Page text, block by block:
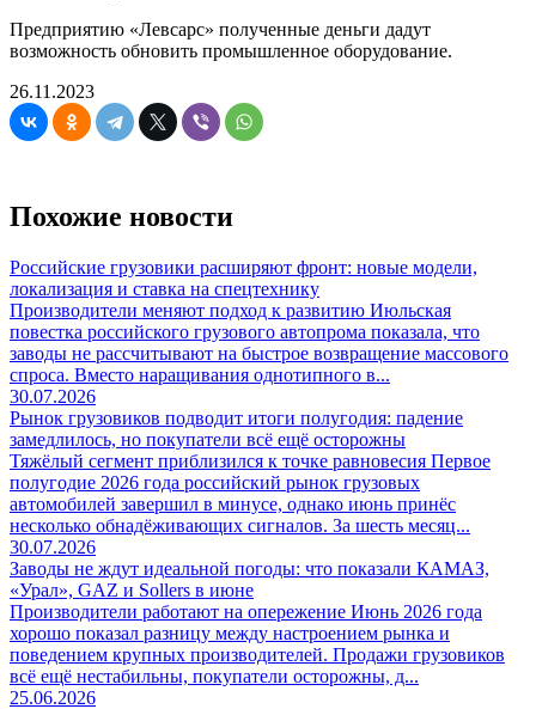
Предприятию «Левсарс» полученные деньги дадут
возможность обновить промышленное оборудование.
26.11.2023
Похожие новости
Российские грузовики расширяют фронт: новые модели,
локализация и ставка на спецтехнику
Производители меняют подход к развитию Июльская
повестка российского грузового автопрома показала, что
заводы не рассчитывают на быстрое возвращение массового
спроса. Вместо наращивания однотипного в...
30.07.2026
Рынок грузовиков подводит итоги полугодия: падение
замедлилось, но покупатели всё ещё осторожны
Тяжёлый сегмент приблизился к точке равновесия Первое
полугодие 2026 года российский рынок грузовых
автомобилей завершил в минусе, однако июнь принёс
несколько обнадёживающих сигналов. За шесть месяц...
30.07.2026
Заводы не ждут идеальной погоды: что показали КАМАЗ,
«Урал», GAZ и Sollers в июне
Производители работают на опережение Июнь 2026 года
хорошо показал разницу между настроением рынка и
поведением крупных производителей. Продажи грузовиков
всё ещё нестабильны, покупатели осторожны, д...
25.06.2026